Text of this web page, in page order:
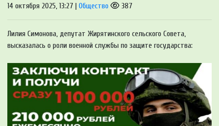
14 октября 2025, 13:27 | Общество 387
Лилия Симонова, депутат Жирятинского сельского Совета,
высказалась о роли военной службы по защите государства: